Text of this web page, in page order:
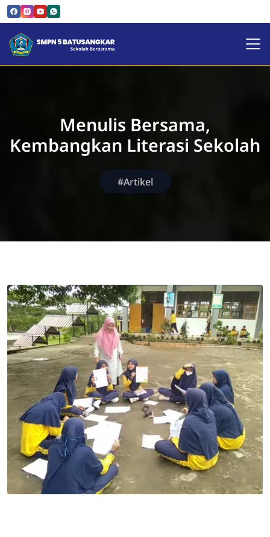
SMPN 5 Batusangkar |
Menulis Bersama,
Kembangkan Literasi Sekolah
#Artikel